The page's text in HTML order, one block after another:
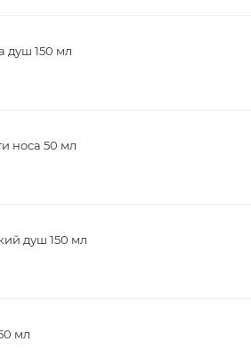
душ 150 мл
носа 50 мл
душ 150 мл
мл